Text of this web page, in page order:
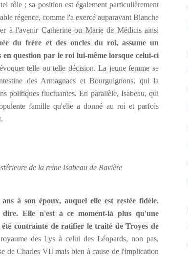
rôle ; sa position est également particulièrement
régence, comme l'a exercé auparavant Blanche
à l'avenir Catherine ou Marie de Médicis ainsi
du frère et des oncles du roi, assume un
question par le roi lui-même lorsque celui-ci
telle ou telle décision. La jeune femme se
des Armagnacs et Bourguignons, qui la
politiques fluctuantes. En parallèle, Isabeau, qui
famille qu'elle a donné au roi et parfois
de la reine Isabeau de Bavière
à son époux, auquel elle est restée fidèle,
Elle n'est à ce moment-là plus qu'une
contrainte de ratifier le traité de Troyes de
des Lys à celui des Léopards, non pas,
de Charles VII mais bien à cause de l'implication